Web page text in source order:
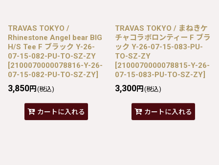
TRAVAS TOKYO /
Rhinestone Angel bear BIG
H/S Tee F ブラック Y-26-
07-15-082-PU-TO-SZ-ZY
[2100070000078816-Y-26-
07-15-082-PU-TO-SZ-ZY]
3,850円 (税込)
カートに入れる
TRAVAS TOKYO / まねきケ
チャコラボロンティー F ブラ
ック Y-26-07-15-083-PU-
TO-SZ-ZY
[2100070000078815-Y-26-
07-15-083-PU-TO-SZ-ZY]
3,300円 (税込)
カートに入れる